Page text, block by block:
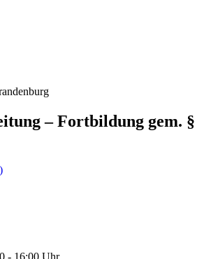
– Fortbildung gem. §
- 16:00 Uhr